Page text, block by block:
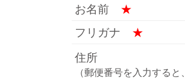
お名前 ★
フリガナ ★
住所
（郵便番号を入力すると、